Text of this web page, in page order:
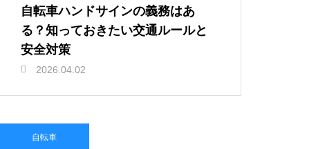
自転車ハンドサインの義務はあ
る？知っておきたい交通ルールと
安全対策
2026.04.02
自転車